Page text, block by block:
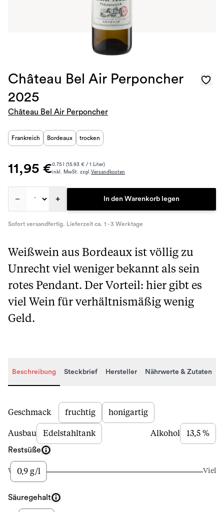
Château Bel Air Perponcher
2025
Château Bel Air Perponcher
Frankreich Bordeaux trocken
11,95 €0.75 l (15.93 € / 1 Liter)
inkl. MwSt. zzgl.Versandkosten
– + In den Warenkorb legen
Sofort versandfertig. Lieferzeit ca. 1 - 3 Werktage
Weißwein aus Bordeaux ist völlig zu
Unrecht viel weniger bekannt als sein
rotes Pendant. Der Vorteil: hier gibt es
viel Wein für verhältnismäßig wenig
Geld.
Beschreibung Steckbrief Hersteller Nährwerte & Zutaten
Beschreibung
Geschmack fruchtig honigartig
Ausbau Edelstahltank Alkohol 13,5 %
Restsüße
Wenig
0,9 g/l Viel
Säuregehalt